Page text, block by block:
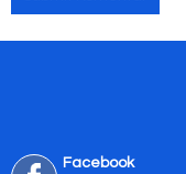
Facebook